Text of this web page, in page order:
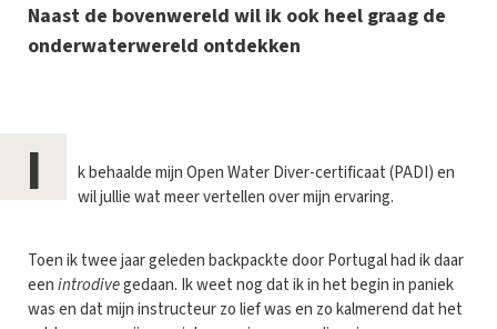
Naast de bovenwereld wil ik ook heel graag de
onderwaterwereld ontdekken
I
k behaalde mijn Open Water Diver-certificaat (PADI) en
wil jullie wat meer vertellen over mijn ervaring.
Toen ik twee jaar geleden backpackte door Portugal had ik daar
eenintrodivegedaan. Ik weet nog dat ik in het begin in paniek
was en dat mijn instructeur zo lief was en zo kalmerend dat het